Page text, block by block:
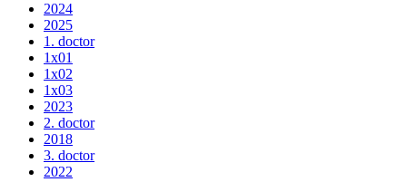
2024
2025
1. doctor
1x01
1x02
1x03
2023
2. doctor
2018
3. doctor
2022